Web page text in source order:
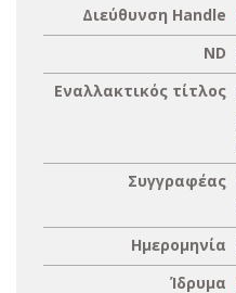
Διεύθυνση Handle
ND
Εναλλακτικός τίτλος
Συγγραφέας
Ημερομηνία
Ίδρυμα